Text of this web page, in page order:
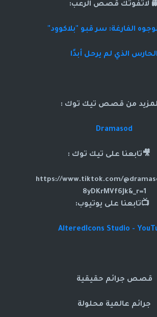
لاتفوتك قصص الرعب:
الفارغة: سر قبو "بلاكوود"
الحارس الذي لم يرحل أبدًا
من قصص تيك توك :
Dramasod
🎥تابعنا على تيك توك :
https://www.tiktok.com/
8yDKrMVf6Jk&_r=1
📺تابعنا على يوتيوب:
AlteredIcons Studio -
قصص جرائم حقيقية
جرائم عالمية محلولة